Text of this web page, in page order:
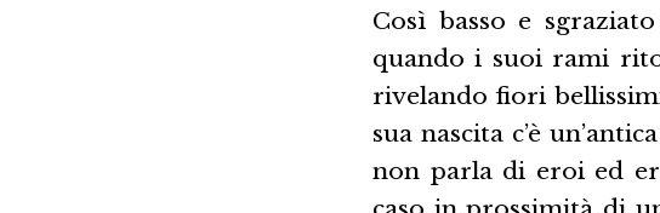
Così basso e
quando i suoi rami
rivelando fiori
sua nascita c’è
non parla di eroi ed